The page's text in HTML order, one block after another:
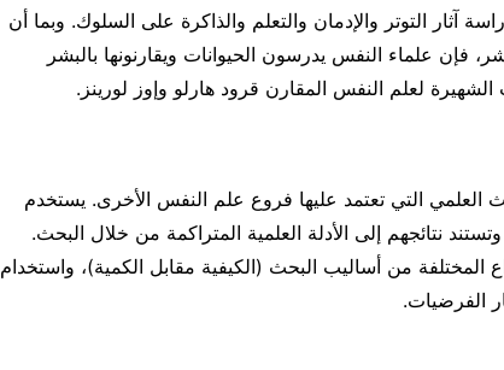
آثار التوتر والإدمان والتعلم والذاكرة على السلوك. وبما أن
فإن علماء النفس يدرسون الحيوانات ويقارنونها بالبشر
لعلم النفس المقارن قرود هارلو وإوز لورينز.
العلمي التي تعتمد عليها فروع علم النفس الأخرى. يستخدم
نتائجهم إلى الأدلة العلمية المتراكمة من خلال البحث.
المختلفة من أساليب البحث (الكيفية مقابل الكمية)، واستخدام
الفرضيات.